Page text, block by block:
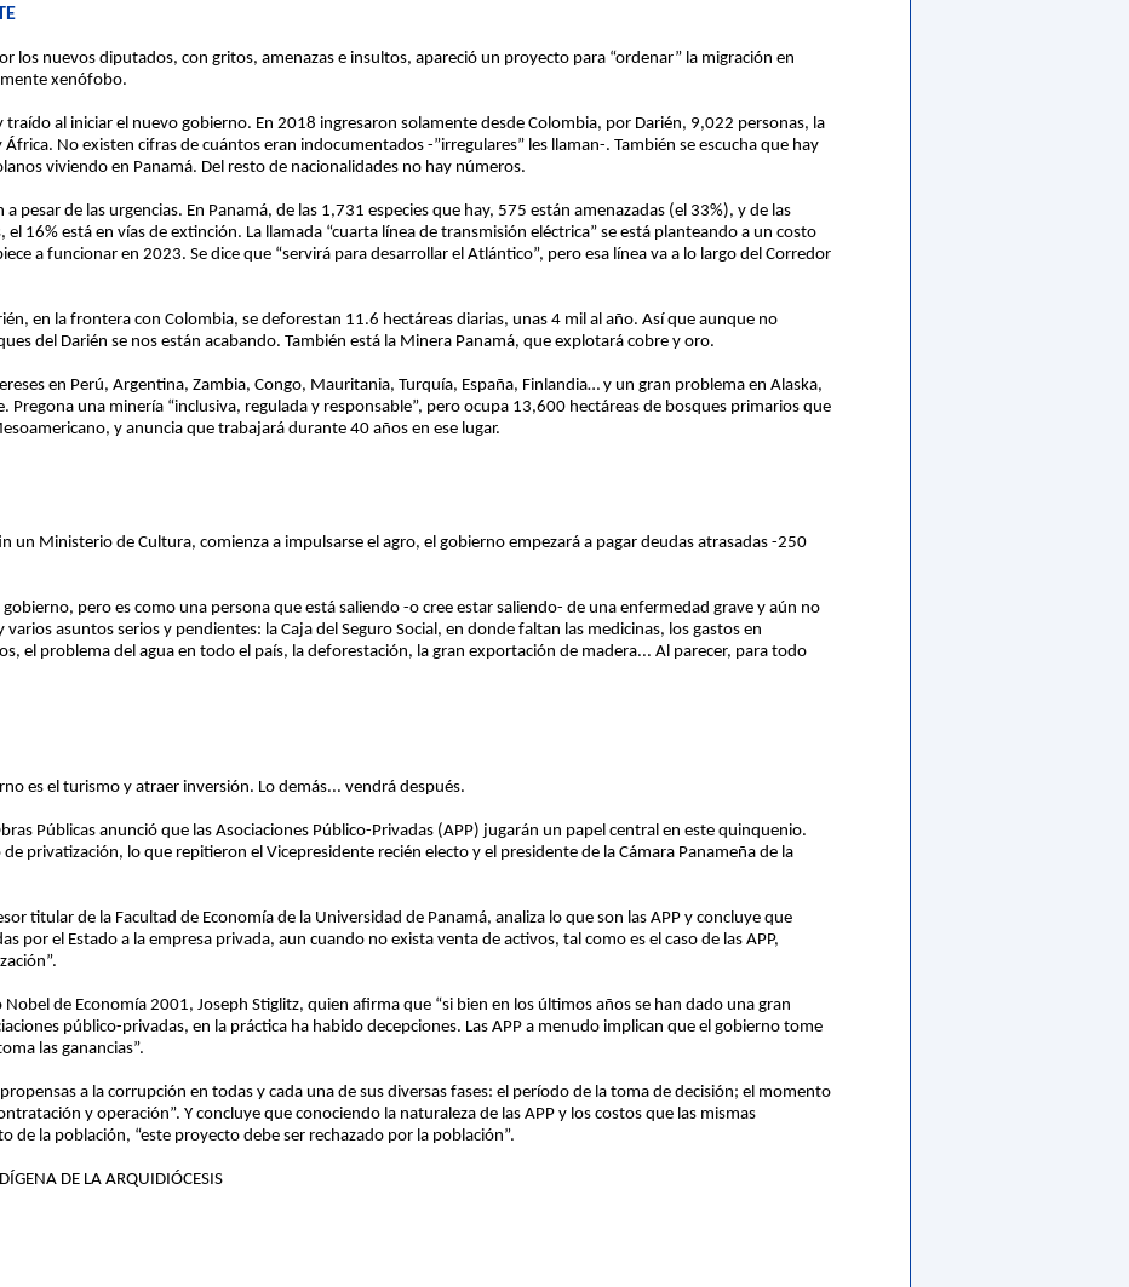
los nuevos diputados, con gritos, amenazas e insultos, apareció un proyecto para “ordenar” la migración en
xenófobo.
traído al iniciar el nuevo gobierno. En 2018 ingresaron solamente desde Colombia, por Darién, 9,022 personas, la
No existen cifras de cuántos eran indocumentados -”irregulares” les llaman-. También se escucha que hay
viviendo en Panamá. Del resto de nacionalidades no hay números.
pesar de las urgencias. En Panamá, de las 1,731 especies que hay, 575 están amenazadas (el 33%), y de las
16% está en vías de extinción. La llamada “cuarta línea de transmisión eléctrica” se está planteando a un costo
a funcionar en 2023. Se dice que “servirá para desarrollar el Atlántico”, pero esa línea va a lo largo del Corredor
en la frontera con Colombia, se deforestan 11.6 hectáreas diarias, unas 4 mil al año. Así que aunque no
del Darién se nos están acabando. También está la Minera Panamá, que explotará cobre y oro.
en Perú, Argentina, Zambia, Congo, Mauritania, Turquía, España, Finlandia… y un gran problema en Alaska,
Pregona una minería “inclusiva, regulada y responsable”, pero ocupa 13,600 hectáreas de bosques primarios que
y anuncia que trabajará durante 40 años en ese lugar.
un Ministerio de Cultura, comienza a impulsarse el agro, el gobierno empezará a pagar deudas atrasadas -250
pero es como una persona que está saliendo -o cree estar saliendo- de una enfermedad grave y aún no
asuntos serios y pendientes: la Caja del Seguro Social, en donde faltan las medicinas, los gastos en
el problema del agua en todo el país, la deforestación, la gran exportación de madera... Al parecer, para todo
es el turismo y atraer inversión. Lo demás... vendrá después.
Públicas anunció que las Asociaciones Público-Privadas (APP) jugarán un papel central en este quinquenio.
privatización, lo que repitieron el Vicepresidente recién electo y el presidente de la Cámara Panameña de la
titular de la Facultad de Economía de la Universidad de Panamá, analiza lo que son las APP y concluye que
por el Estado a la empresa privada, aun cuando no exista venta de activos, tal como es el caso de las APP,
de Economía 2001, Joseph Stiglitz, quien afirma que “si bien en los últimos años se han dado una gran
público-privadas, en la práctica ha habido decepciones. Las APP a menudo implican que el gobierno tome
las ganancias”.
a la corrupción en todas y cada una de sus diversas fases: el período de la toma de decisión; el momento
y operación”. Y concluye que conociendo la naturaleza de las APP y los costos que las mismas
de la población, “este proyecto debe ser rechazado por la población”.
DE LA ARQUIDIÓCESIS